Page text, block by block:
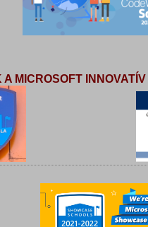
A MICROSOFT